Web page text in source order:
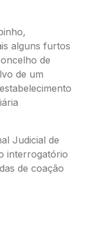
alguns furtos
de
de um
Judicial de
interrogatório
de coação